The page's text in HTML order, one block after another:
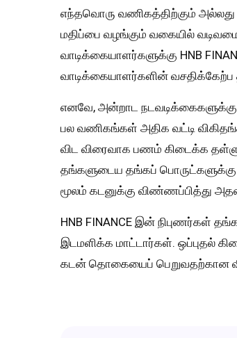
எந்தவொரு வணிகத்திற்கும் அல்லது
மதிப்பை வழங்கும் வகையில்
வாடிக்கையாளர்களுக்கு HNB
வாடிக்கையாளர்களின்
எனவே, அன்றாட நடவடிக்கைகளுக்கு
பல வணிகங்கள் அதிக வட்டி
விட விரைவாக பணம் கிடைக்க
தங்களுடைய தங்கப் பொருட்களுக்கு
மூலம் கடனுக்கு விண்ணப்பித்து
HNB FINANCE இன் நிபுணர்கள்
இடமளிக்க மாட்டார்கள். ஒப்புதல்
கடன் தொகையைப் பெறுவதற்கான